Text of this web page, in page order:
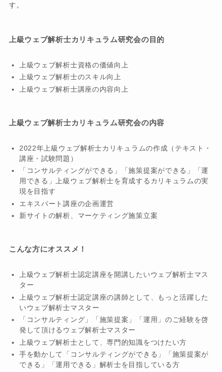
す。
上級ウェブ解析士カリキュラム研究会の目的
上級ウェブ解析士資格の価値向上
上級ウェブ解析士のスキル向上
上級ウェブ解析士講座の内容向上
上級ウェブ解析士カリキュラム研究会の内容
2022年上級ウェブ解析士カリキュラムの作成（テキスト・
講座・試験問題）
「コンサルティングができる」「施策提案ができる」「運
用できる」上級ウェブ解析士を育成するカリキュラムの実
現を目指す
エキスパート講座の企画運営
新サイトの解析、マーケティング施策立案
こんな方にオススメ！
上級ウェブ解析士認定講座を開講したいウェブ解析士マス
ター
上級ウェブ解析士認定講座の講師として、もっと活躍した
いウェブ解析士マスター
「コンサルティング」「施策提案」「運用」のご経験を啓
発して頂けるウェブ解析士マスター
上級ウェブ解析士として、専門的知識をつけたい方
手を動かして「コンサルティングができる」「施策提案が
できる」「運用できる」解析士を目指している方